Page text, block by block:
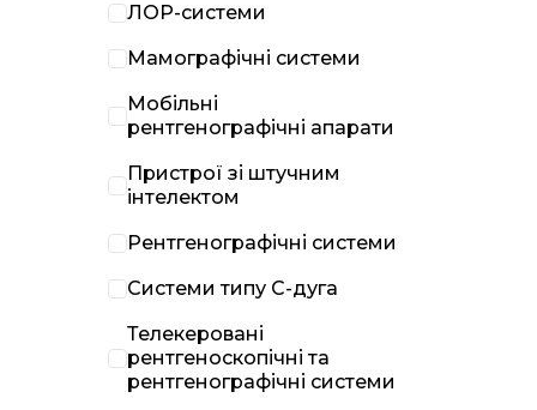
ЛОР-системи
Мамографічні системи
Мобільні
рентгенографічні апарати
Пристрої зі штучним
інтелектом
Рентгенографічні системи
Системи типу С-дуга
Телекеровані
рентгеноскопічні та
рентгенографічні системи